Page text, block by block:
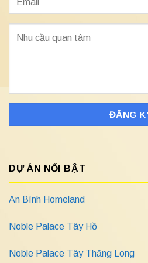
DỰ ÁN NỔI BẬT
An Bình Homeland
Noble Palace Tây Hồ
Noble Palace Tây Thăng Long